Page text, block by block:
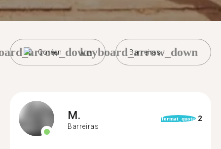
Coréen Barreiras
keyboard_arrow_down
M.
Barreiras
format_quote 2